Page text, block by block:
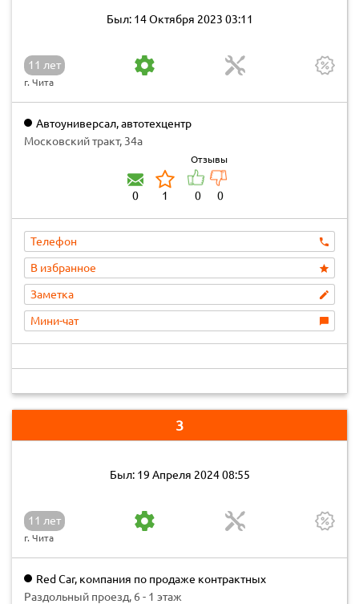
Был: 14 Октября 2023 03:11
11 лет
г. Чита
Автоуниверсал, автотехцентр
Московский тракт, 34а
0 1
Отзывы
0 0
Телефон
В избранное
Заметка
Мини-чат
3
Был: 19 Апреля 2024 08:55
11 лет
г. Чита
Red Car, компания по продаже контрактных
автозапчастей
Раздольный проезд, 6 - 1 этаж